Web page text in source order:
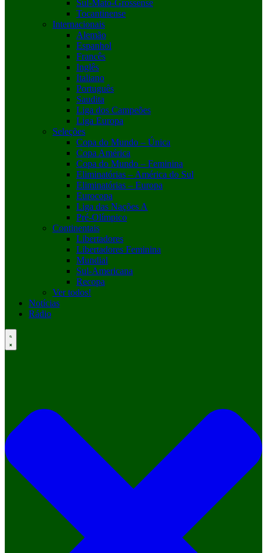
Sul-Mato-Grossense
Tocantinense
Internacionais
Alemão
Espanhol
Francês
Inglês
Italiano
Português
Saudita
Liga dos Campeões
Liga Europa
Seleções
Copa do Mundo – Única
Copa América
Copa do Mundo – Feminina
Eliminatórias – América do Sul
Eliminatórias – Europa
Eurocopa
Liga das Nações A
Pré-Olímpico
Continentais
Libertadores
Libertadores Feminina
Mundial
Sul-Americana
Recopa
Ver todos!
Notícias
Rádio